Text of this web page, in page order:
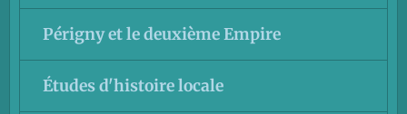
Périgny et le deuxième Empire
Études d'histoire locale